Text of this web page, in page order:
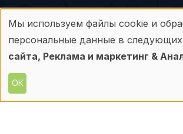
Пользовательское
соглашение
Политика
Любое использование
Использование
персональных
данных
и
Мы используем файлы cookie и
персональные данные в следующих
сайта, Реклама и маркетинг &
ОК